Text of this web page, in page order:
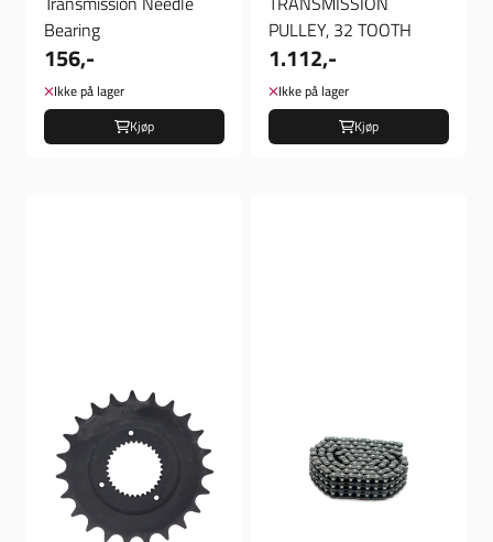
Bearing
156,-
Ikke på lager
Kjøp
PULLEY, 32 TOOTH
1.112,-
Ikke på lager
Kjøp